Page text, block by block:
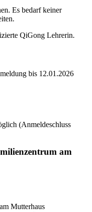
Es bedarf keiner
QiGong Lehrerin.
bis 12.01.2026
(Anmeldeschluss
am
Mutterhaus